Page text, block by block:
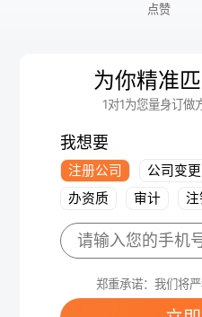
点赞
为你精准
1对1为您量身订做
我想要
注册公司 公司变更
办资质
审计 注
郑重承诺：我们将